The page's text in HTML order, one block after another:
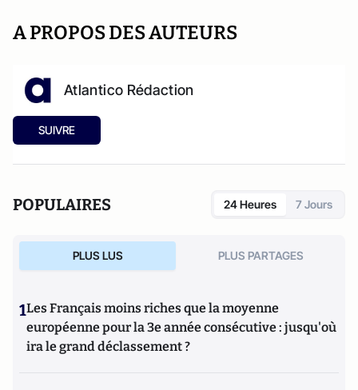
A PROPOS DES AUTEURS
Atlantico Rédaction
SUIVRE
POPULAIRES 24 Heures 7 Jours
PLUS LUS PLUS PARTAGES
1Les Français moins riches que la moyenne
européenne pour la 3e année consécutive : jusqu'où
ira le grand déclassement ?